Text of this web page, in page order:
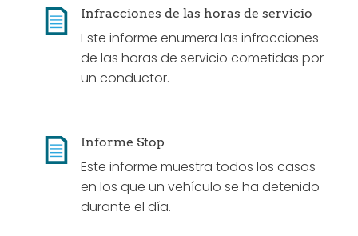
Infracciones de las horas de servicio
Este informe enumera las infracciones
de las horas de servicio cometidas por
un conductor.
Informe Stop
Este informe muestra todos los casos
en los que un vehículo se ha detenido
durante el día.